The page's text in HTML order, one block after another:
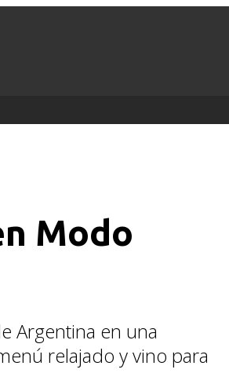
Modo
Argentina en una
relajado y vino para